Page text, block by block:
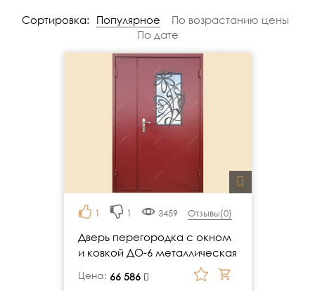
Сортировка: Популярное
По возрастанию цены
По дате
1 1 3459 Отзывы(0)
Дверь перегородка с окном
и ковкой ДО-6 металлическая
Цена: 66 586
руб.